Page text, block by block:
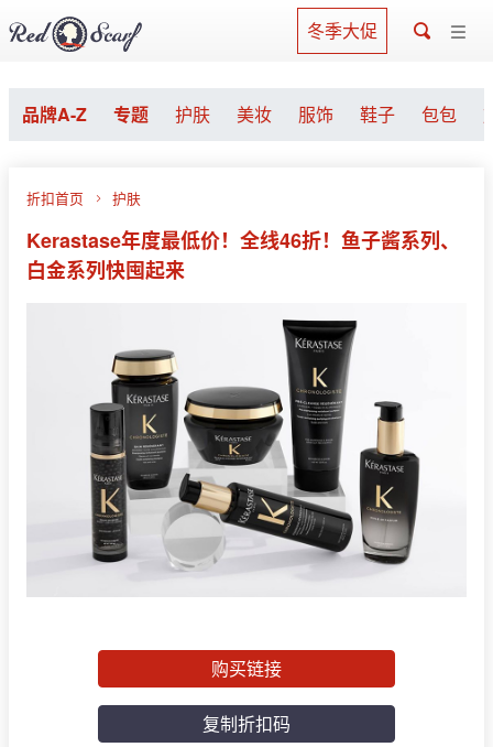
冬季大促
品牌A-Z 专题 护肤 美妆 服饰 鞋子 包包
折扣首页 护肤
Kerastase年度最低价！全线46折！鱼子酱系列、
白金系列快囤起来
购买链接
复制折扣码